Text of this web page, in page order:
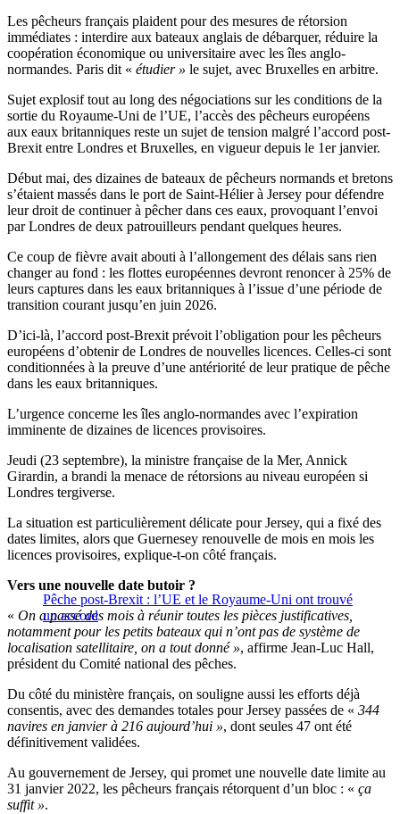
Les pêcheurs français plaident pour des mesures de rétorsion
immédiates : interdire aux bateaux anglais de débarquer, réduire la
coopération économique ou universitaire avec les îles anglo-
normandes. Paris dit « étudier » le sujet, avec Bruxelles en arbitre.
Sujet explosif tout au long des négociations sur les conditions de la
sortie du Royaume-Uni de l’UE, l’accès des pêcheurs européens
aux eaux britanniques reste un sujet de tension malgré l’accord post-
Brexit entre Londres et Bruxelles, en vigueur depuis le 1er janvier.
Début mai, des dizaines de bateaux de pêcheurs normands et bretons
s’étaient massés dans le port de Saint-Hélier à Jersey pour défendre
leur droit de continuer à pêcher dans ces eaux, provoquant l’envoi
par Londres de deux patrouilleurs pendant quelques heures.
Ce coup de fièvre avait abouti à l’allongement des délais sans rien
changer au fond : les flottes européennes devront renoncer à 25% de
leurs captures dans les eaux britanniques à l’issue d’une période de
transition courant jusqu’en juin 2026.
D’ici-là, l’accord post-Brexit prévoit l’obligation pour les pêcheurs
européens d’obtenir de Londres de nouvelles licences. Celles-ci sont
conditionnées à la preuve d’une antériorité de leur pratique de pêche
dans les eaux britanniques.
L’urgence concerne les îles anglo-normandes avec l’expiration
imminente de dizaines de licences provisoires.
Jeudi (23 septembre), la ministre française de la Mer, Annick
Girardin, a brandi la menace de rétorsions au niveau européen si
Londres tergiverse.
La situation est particulièrement délicate pour Jersey, qui a fixé des
dates limites, alors que Guernesey renouvelle de mois en mois les
licences provisoires, explique-t-on côté français.
Pêche post-Brexit : l’UE et le Royaume-Uni ont trouvé
un accord
Vers une nouvelle date butoir ?
« On a passé des mois à réunir toutes les pièces justificatives,
notamment pour les petits bateaux qui n’ont pas de système de
localisation satellitaire, on a tout donné », affirme Jean-Luc Hall,
président du Comité national des pêches.
Du côté du ministère français, on souligne aussi les efforts déjà
consentis, avec des demandes totales pour Jersey passées de « 344
navires en janvier à 216 aujourd’hui », dont seules 47 ont été
définitivement validées.
Au gouvernement de Jersey, qui promet une nouvelle date limite au
31 janvier 2022, les pêcheurs français rétorquent d’un bloc : « ça
suffit ».